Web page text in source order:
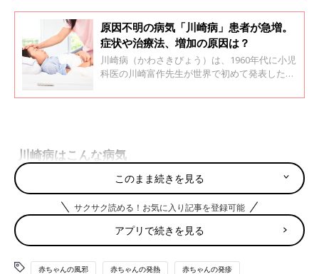
原因不明の病気「川崎病」患者が急増。
症状や治療法、増加の原因は？
川崎病（かわさきびょう）は、1960年代に小児
科医の川崎富作先生が世界で初めて発表した病
れますが、原因はいまだ不明。その川崎病が近
川崎病はこんな病気
全身の血管が炎症を起こす原因不明の病気で、4歳以下の乳幼児
が患者の80％以上を占めます。
【1】5日以上続く40度近い高熱
【3】不定形の赤い発疹
このまま続きを見る
サクサク読める！お気に入り記事を登録可能
アプリで続きを見る
赤ちゃんの風邪 赤ちゃんの発熱 赤ちゃんの発疹